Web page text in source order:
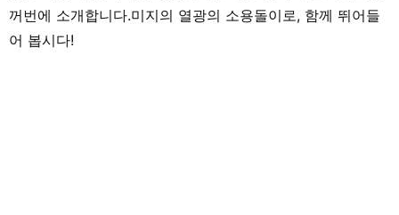
꺼번에 소개합니다.미지의 열광의 소용돌이로, 함께 뛰어들
어 봅시다!